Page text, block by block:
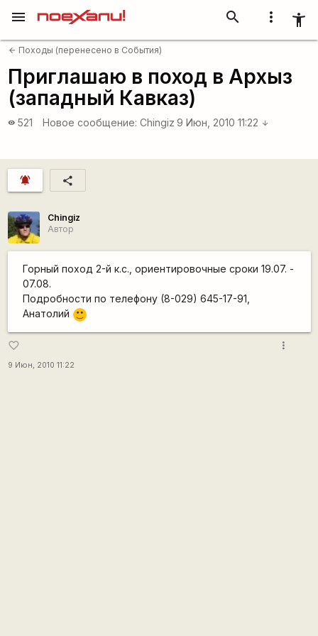
more_vert accessibility_new
search
menu
arrow_back Походы (перенесено в События)
Приглашаю в поход в Архыз
(западный Кавказ)
visibility 521 Новое сообщение: Chingiz 9 Июн, 2010 11:22 arrow_downward
notifications_active share
Chingiz
Автор
Горный поход 2-й к.с., ориентировочные сроки 19.07. -
07.08.
Подробности по телефону (8-029) 645-17-91,
Анатолий
:)
favorite_border
9 Июн, 2010 11:22
more_vert